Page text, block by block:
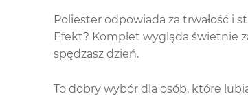
Poliester odpowiada za trwałość i
Efekt? Komplet wygląda świetnie
spędzasz dzień.
To dobry wybór dla osób, które